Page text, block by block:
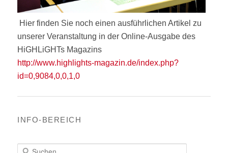
Hier finden Sie noch einen ausführlichen Artikel zu
unserer Veranstaltung in der Online-Ausgabe des
HiGHLiGHTs Magazins
http://www.highlights-magazin.de/index.php?
id=0,9084,0,0,1,0
INFO-BEREICH